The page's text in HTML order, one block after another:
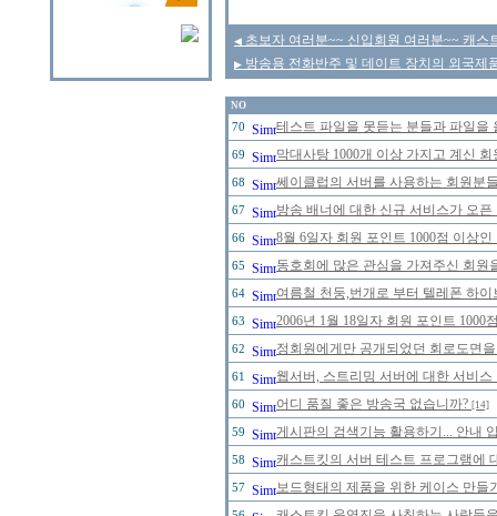
◀ 초보자 여러분~~ 신입회원 여러분~~ 캐스
▶ 방송용 전화반주 및 데이트 장치의 외국제
NO
70 테스트 파일을 못듣는 분들과 파일
69 막대사탕 1000개 이상 가지고 계신
68 쎄이클럽의 서버를 사용하는 회원분
67 방송 배너에 대한 신규 서비스가 오
66 8월 6일자 회원 포인트 1000점 이상
65 동호회에 많은 관심을 가져주신 회
64 여름철 천둥,번개로 부터 텔레폰 하
63 2006년 1월 18일자 회원 포인트
62 정회원에게만 공개되었던 회로도면
61 웹서버, 스트리밍 서버에 대한 서비
60 어디 품질 좋은 방송국 없습니까? [14]
59 게시판의 검색기능 활용하기... 안내
58 캐스트킷의 서버 테스트 프로그램에
57 보드형태의 제품을 위한 케이스 만들